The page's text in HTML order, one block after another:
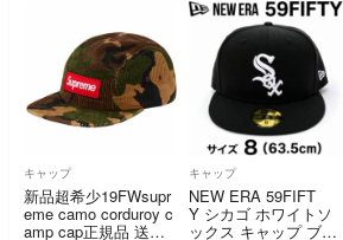
キャップ
新品超希少19FWsupr
eme camo corduroy c
amp cap正規品 送料
キャップ
NEW ERA 59FIFT
Y シカゴ ホワイトソ
ックス キャップ ブラ